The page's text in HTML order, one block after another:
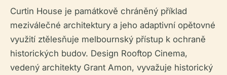
Curtin House je památkově chráněný příklad
meziválečné architektury a jeho adaptivní opětovné
využití ztělesňuje melbournský přístup k ochraně
historických budov. Design Rooftop Cinema,
vedený architekty Grant Amon, vyvažuje historický